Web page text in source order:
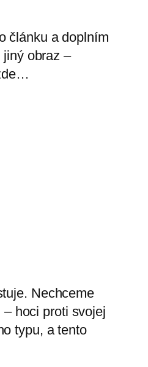
článku a doplním
obraz –
Nechceme
hoci proti svojej
typu, a tento